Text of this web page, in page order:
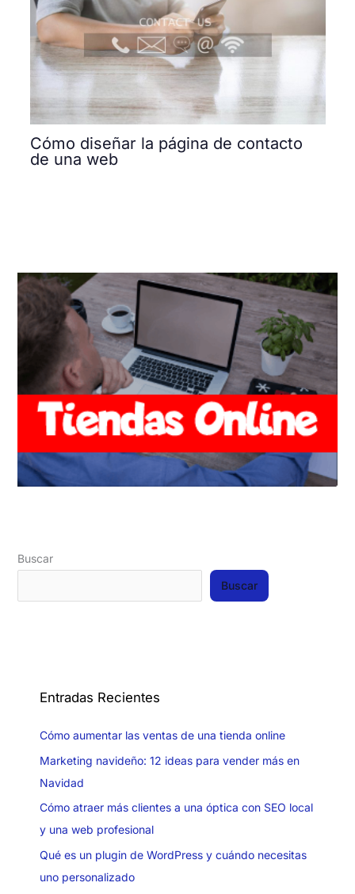
Cómo diseñar la página de contacto
de una web
Buscar
Buscar
Entradas Recientes
Cómo aumentar las ventas de una tienda online
Marketing navideño: 12 ideas para vender más en
Navidad
Cómo atraer más clientes a una óptica con SEO local
y una web profesional
Qué es un plugin de WordPress y cuándo necesitas
uno personalizado